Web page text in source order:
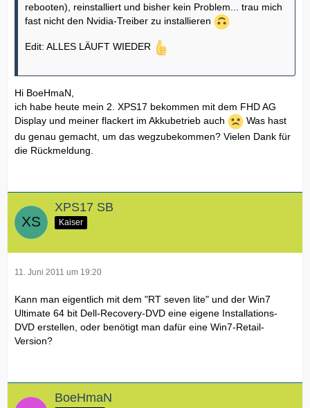
rebooten), reinstalliert und bisher kein Problem... trau mich
fast nicht den Nvidia-Treiber zu installieren
Edit: ALLES LÄUFT WIEDER
Hi BoeHmaN,
ich habe heute mein 2. XPS17 bekommen mit dem FHD AG
Display und meiner flackert im Akkubetrieb auch
Was hast
du genau gemacht, um das wegzubekommen? Vielen Dank für
die Rückmeldung.
XPS17 SB
Kaiser
11. Juni 2011 um 19:20
Kann man eigentlich mit dem "RT seven lite" und der Win7
Ultimate 64 bit Dell-Recovery-DVD eine eigene Installations-
DVD erstellen, oder benötigt man dafür eine Win7-Retail-
Version?
BoeHmaN